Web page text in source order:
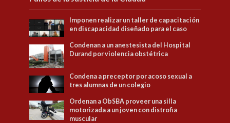
Imponen realizar un taller de capacitación
en discapacidad diseñado para el caso
Condenan a un anestesista del Hospital
Durand por violencia obstétrica
Condena a preceptor por acoso sexual a
tres alumnas de un colegio
Ordenan a ObSBA proveer una silla
motorizada a un joven con distrofia
muscular